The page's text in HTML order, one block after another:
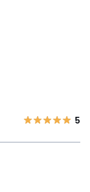
5